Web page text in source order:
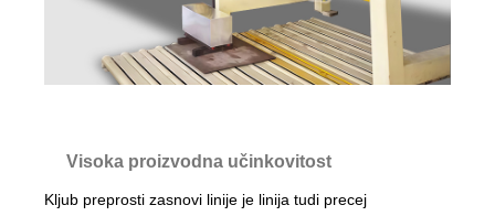
Visoka proizvodna učinkovitost
Kljub preprosti zasnovi linije je linija tudi precej